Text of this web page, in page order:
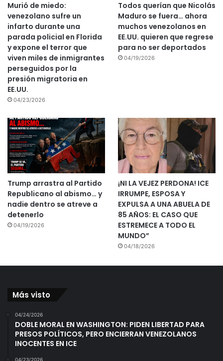
Murió de miedo:
venezolano sufre un
infarto durante una
parada policial en Florida
y expone el terror que
viven miles de inmigrantes
perseguidos por la
presión migratoria en
EE.UU.
04/23/2026
Todos querían que Nicolás
Maduro se fuera… ahora
muchos venezolanos en
EE.UU. quieren que regrese
para no ser deportados
04/19/2026
Trump arrastra al Partido
Republicano al abismo… y
nadie dentro se atreve a
detenerlo
04/19/2026
¡NI LA VEJEZ PERDONA! ICE
IRRUMPE, ESPOSA Y
EXPULSA A UNA ABUELA DE
85 AÑOS: EL CASO QUE
ESTREMECE A TODO EL
MUNDO”
04/18/2026
Más visto
04/24/2026
DOBLE MORAL EN WASHINGTON: PIDEN LIBERTAD PARA
PRESOS POLÍTICOS, PERO ENCIERRAN VENEZOLANOS
INOCENTES EN ICE
04/23/2026